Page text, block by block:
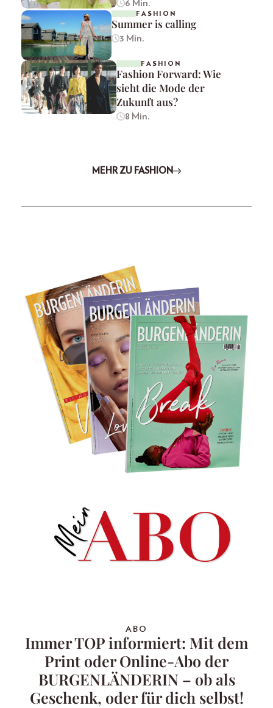
6 Min.
FASHION
Summer is calling
3 Min.
FASHION
Fashion Forward: Wie
sieht die Mode der
Zukunft aus?
8 Min.
MEHR ZU FASHION
ABO
Immer TOP informiert: Mit dem
Print oder Online-Abo der
BURGENLÄNDERIN – ob als
Geschenk, oder für dich selbst!